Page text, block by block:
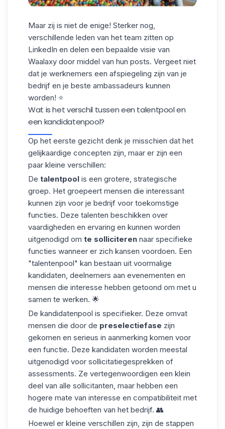
Maar zij is niet de enige! Sterker nog,
verschillende leden van het team zitten op
LinkedIn en delen een bepaalde visie van
Waalaxy door middel van hun posts. Vergeet niet
dat je werknemers een afspiegeling zijn van je
bedrijf en je beste ambassadeurs kunnen
worden! ⭐️
Wat is het verschil tussen een talentpool en
een kandidatenpool?
Op het eerste gezicht denk je misschien dat het
gelijkaardige concepten zijn, maar er zijn een
paar kleine verschillen:
De talentpool is een grotere, strategische
groep. Het groepeert mensen die interessant
kunnen zijn voor je bedrijf voor toekomstige
functies. Deze talenten beschikken over
vaardigheden en ervaring en kunnen worden
uitgenodigd om te solliciteren naar specifieke
functies wanneer er zich kansen voordoen. Een
"talentenpool" kan bestaan uit voormalige
kandidaten, deelnemers aan evenementen en
mensen die interesse hebben getoond om met u
samen te werken. 🌟
De kandidatenpool is specifieker. Deze omvat
mensen die door de preselectiefase zijn
gekomen en serieus in aanmerking komen voor
een functie. Deze kandidaten worden meestal
uitgenodigd voor sollicitatiegesprekken of
assessments. Ze vertegenwoordigen een klein
deel van alle sollicitanten, maar hebben een
hogere mate van interesse en compatibiliteit met
de huidige behoeften van het bedrijf. 👥
Hoewel er kleine verschillen zijn, zijn de stappen